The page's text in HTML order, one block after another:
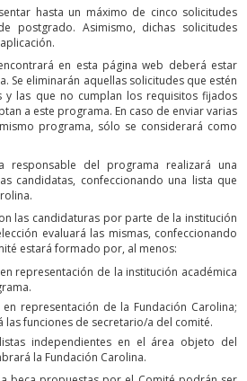
hasta un máximo de cinco solicitudes
postgrado. Asimismo, dichas solicitudes
en esta página web deberá estar
Se eliminarán aquellas solicitudes que estén
y las que no cumplan los requisitos fijados
a este programa. En caso de enviar varias
programa, sólo se considerará como
responsable del programa realizará una
candidatas, confeccionando una lista que
las candidaturas por parte de la institución
evaluará las mismas, confeccionando
estará formado por, al menos:
representación de la institución académica
representación de la Fundación Carolina;
las funciones de secretario/a del comité.
independientes en el área objeto del
la Fundación Carolina.